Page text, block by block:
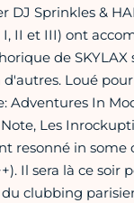
Sprinkles &
I, II et III) ont
de
Loué
Adventures In
Les
resonné in
Il sera là ce
clubbing